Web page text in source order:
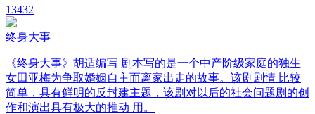
13432
终身大事
《终身大事》胡适编写 剧本写的是一个中产阶级家庭的独生
女田亚梅为争取婚姻自主而离家出走的故事。该剧剧情 比较
简单，具有鲜明的反封建主题，该剧对以后的社会问题剧的创
作和演出具有极大的推动 用。